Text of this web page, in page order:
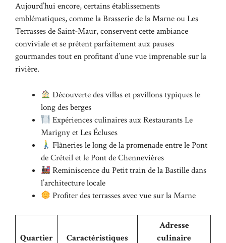
Aujourd’hui encore, certains établissements
emblématiques, comme la Brasserie de la Marne ou Les
Terrasses de Saint-Maur, conservent cette ambiance
conviviale et se prêtent parfaitement aux pauses
gourmandes tout en profitant d’une vue imprenable sur la
rivière.
Découverte des villas et pavillons typiques le
long des berges
Expériences culinaires aux Restaurants Le
Marigny et Les Écluses
Flâneries le long de la promenade entre le Pont
de Créteil et le Pont de Chennevières
Reminiscence du Petit train de la Bastille dans
l’architecture locale
Profiter des terrasses avec vue sur la Marne
Quartier
Caractéristiques
Adresse
culinaire